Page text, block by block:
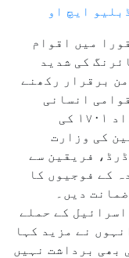
ایچ او
میں اقوام
کی شدید
برقرار رکھنے
انسانی
قانون اور سلامتی کونسل کی قرارداد ۱۷۰۱ کی
کی وزارت
فریقین سے
کے فوجیوں کا
دیں۔
کے حملے
نے مزید کہا
بھی برداشت نہیں